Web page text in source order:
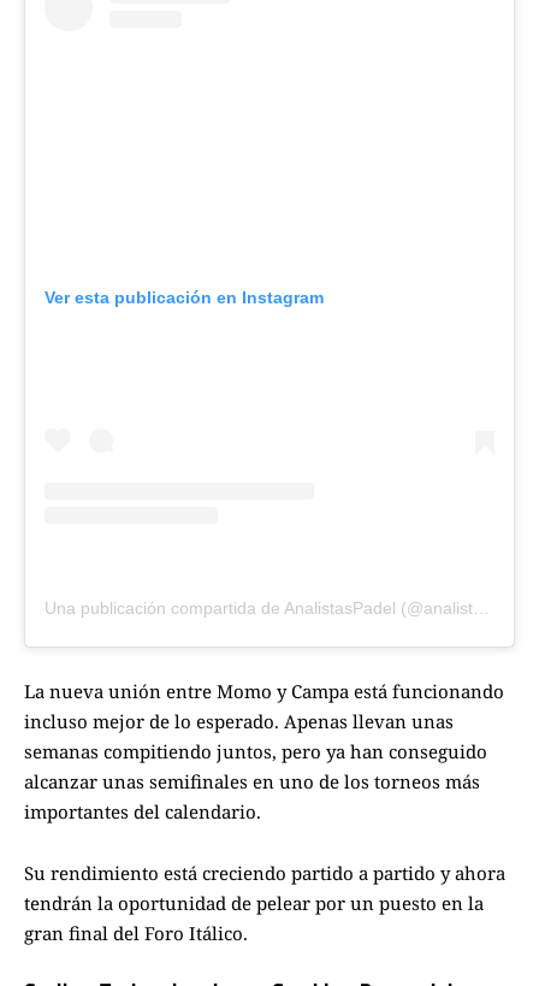
Ver esta publicación en Instagram
La nueva unión entre Momo y Campa está funcionando
incluso mejor de lo esperado. Apenas llevan unas
semanas compitiendo juntos, pero ya han conseguido
alcanzar unas semifinales en uno de los torneos más
importantes del calendario.
Su rendimiento está creciendo partido a partido y ahora
tendrán la oportunidad de pelear por un puesto en la
gran final del Foro Itálico.